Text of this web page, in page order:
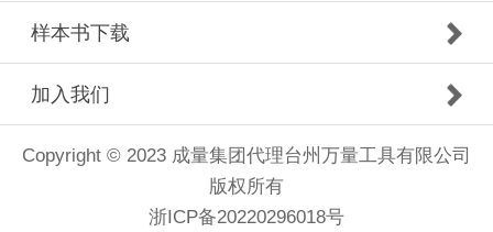
样本书下载
加入我们
Copyright © 2023 成量集团代理台州万量工具有限公司
版权所有
浙ICP备20220296018号